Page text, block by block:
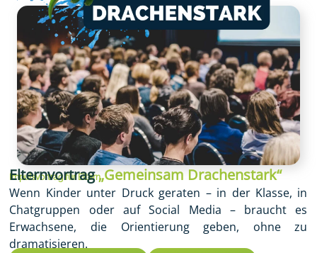
Impulsvortrag für Eltern
Elternvortrag„Gemeinsam Drachenstark“
Wenn Kinder unter Druck geraten – in der Klasse, in
Chatgruppen oder auf Social Media – braucht es
Erwachsene, die Orientierung geben, ohne zu
dramatisieren.